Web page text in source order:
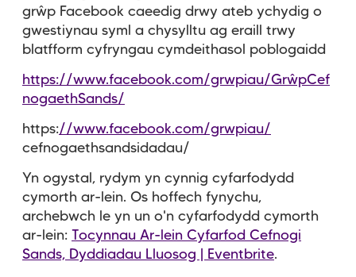
grŵp Facebook caeedig drwy ateb ychydig o
gwestiynau syml a chysylltu ag eraill trwy
blatfform cyfryngau cymdeithasol poblogaidd
https://www.facebook.com/grwpiau/GrŵpCef
nogaethSands/
https://www.facebook.com/grwpiau/
cefnogaethsandsidadau/
Yn ogystal, rydym yn cynnig cyfarfodydd
cymorth ar-lein. Os hoffech fynychu,
archebwch le yn un o'n cyfarfodydd cymorth
ar-lein:
Tocynnau Ar-lein Cyfarfod Cefnogi
Sands, Dyddiadau Lluosog | Eventbrite.